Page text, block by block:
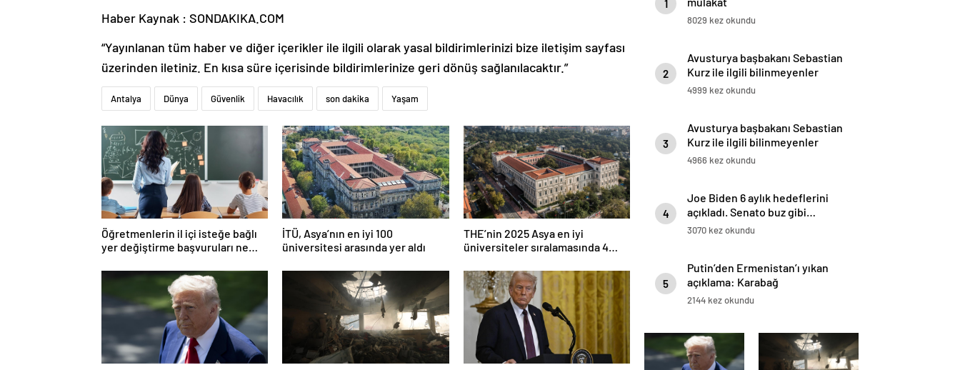
Haber Kaynak : SONDAKIKA.COM
“Yayınlanan tüm haber ve diğer içerikler ile ilgili olarak yasal bildirimlerinizi bize iletişim sayfası
üzerinden iletiniz. En kısa süre içerisinde bildirimlerinize geri dönüş sağlanılacaktır.”
Antalya Dünya Güvenlik Havacılık son dakika Yaşam
Öğretmenlerin il içi isteğe bağlı
yer değiştirme başvuruları ne
İTÜ, Asya’nın en iyi 100
üniversitesi arasında yer aldı
THE’nin 2025 Asya en iyi
üniversiteler sıralamasında 4
1
8029 kez okundu
2
Avusturya başbakanı Sebastian
Kurz ile ilgili bilinmeyenler
4999 kez okundu
3
Avusturya başbakanı Sebastian
Kurz ile ilgili bilinmeyenler
4966 kez okundu
4
Joe Biden 6 aylık hedeflerini
açıkladı. Senato buz gibi…
3070 kez okundu
5
Putin’den Ermenistan’ı yıkan
açıklama: Karabağ
Azerbaycan’ın ayrılmaz bir
2144 kez okundu